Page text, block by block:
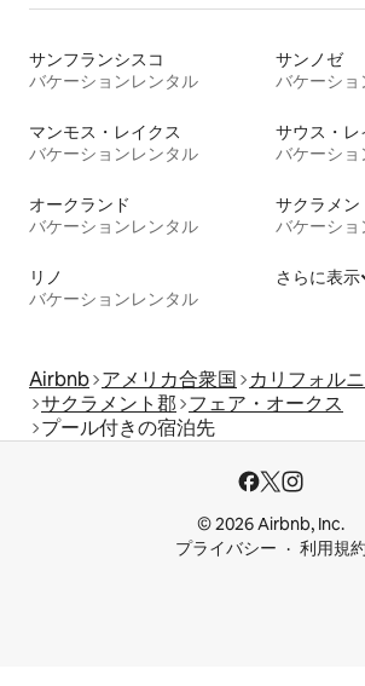
サンフランシスコ
バケーションレンタル
サンノゼ
バケーシ
マンモス・レイクス
バケーションレンタル
サウス・レ
バケーシ
オークランド
バケーションレンタル
サクラメン
バケーシ
リノ
バケーションレンタル
さらに表示
Airbnb アメリカ合衆国 カリフォル
サクラメント郡 フェア・オークス
プール付きの宿泊先
© 2026 Airbnb, Inc.
プライバシー
利用規約